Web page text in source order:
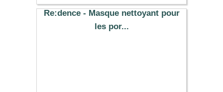
Re:dence - Masque nettoyant pour
les por...